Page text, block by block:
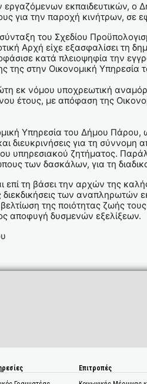
εργαζόμενων εκπαιδευτικών, ο
για την παροχή κινήτρων, σε
του Σχεδίου
Αρχή είχε εξασφαλίσει τη
κατά πλειοψηφία την
της στην Οικονομική Υπηρεσία
εκ νόμου υποχρεωτική
έτους, με απόφαση της
Υπηρεσία του Δήμου
διευκρινήσεις για τη
υπηρεσιακού ζητήματος.
των δασκάλων, για τη
τη βάσει την αρχών της
διεκδικήσεις των
της ποιότητας ζωής
αποφυγή δυσμενών εξελίξεων.
Επιτροπές